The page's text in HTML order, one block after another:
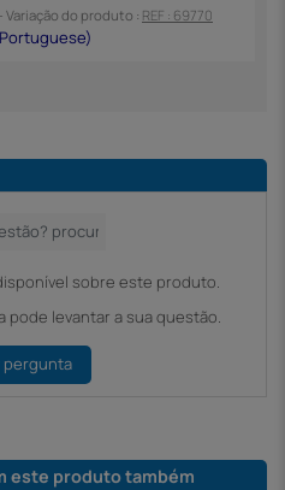
- Variação do produto : REF : 69770
sobre este produto.
pode levantar a sua questão.
pergunta
este produto também